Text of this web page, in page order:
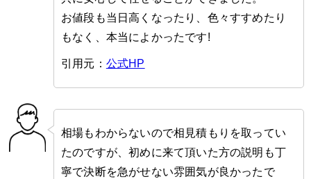
お値段も当日高くなったり、色々すすめたり
もなく、本当によかったです!
引用元： 公式HP
相場もわからないので相見積もりを取ってい
たのですが、初めに来て頂いた方の説明も丁
寧で決断を急がせない雰囲気が良かったで